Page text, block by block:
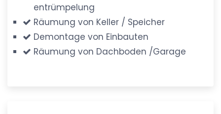
entrümpelung
Räumung von Keller / Speicher
Demontage von Einbauten
Räumung von Dachboden /Garage